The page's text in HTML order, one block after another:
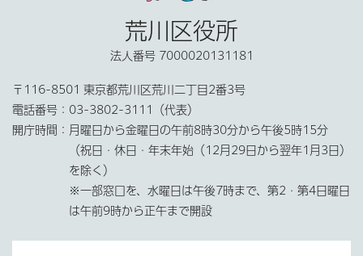
荒川区役所
法人番号 7000020131181
〒116-8501 東京都荒川区荒川二丁目2番3号
電話番号： 03-3802-3111（代表）
開庁時間： 月曜日から金曜日の午前8時30分から午後5時15分
（祝日・休日・年末年始（12月29日から翌年1月3日）
を除く）
※一部窓口を、水曜日は午後7時まで、第2・第4日曜日
は午前9時から正午まで開設